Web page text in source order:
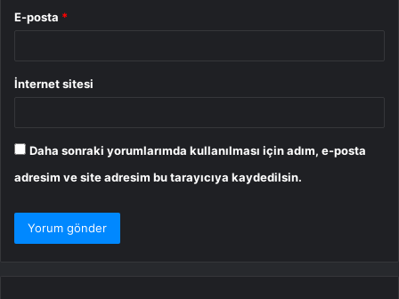
E-posta *
İnternet sitesi
Daha sonraki yorumlarımda kullanılması için adım, e-posta
adresim ve site adresim bu tarayıcıya kaydedilsin.